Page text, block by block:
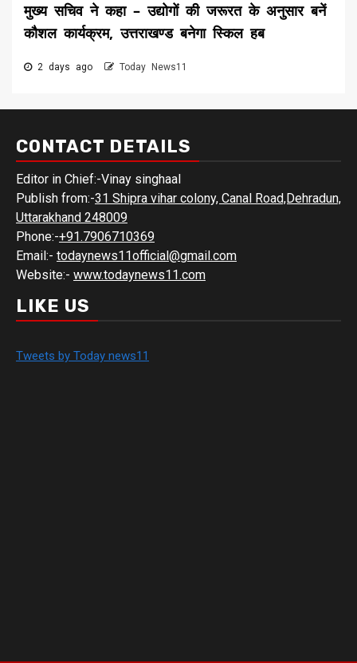
मुख्य सचिव ने कहा – उद्योगों की जरूरत के अनुसार बनें
कौशल कार्यक्रम, उत्तराखण्ड बनेगा स्किल हब
2 days ago Today News11
CONTACT DETAILS
Editor in Chief:-Vinay singhaal
Publish from:-31 Shipra vihar colony, Canal Road,Dehradun,
Uttarakhand 248009
Phone:-+91.7906710369
Email:- todaynews11official@gmail.com
Website:- www.todaynews11.com
LIKE US
Tweets by Today news11